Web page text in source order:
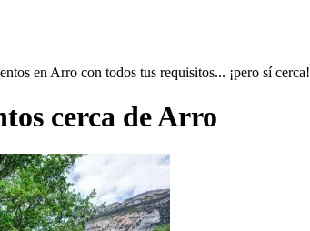
en Arro con todos tus requisitos... ¡pero sí cerca!
cerca de Arro